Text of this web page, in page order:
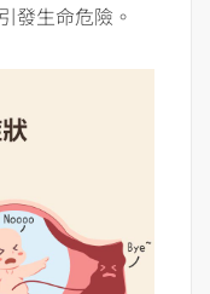
發生命危險。